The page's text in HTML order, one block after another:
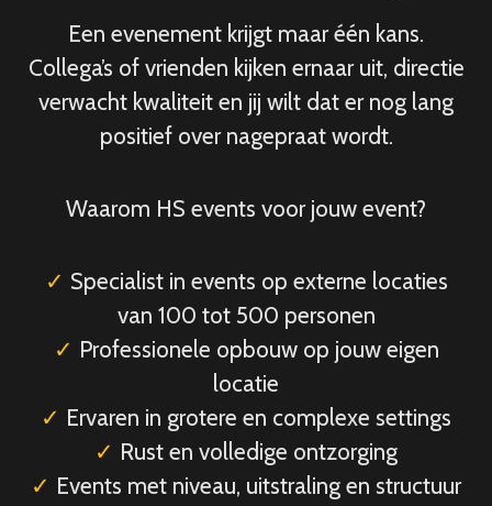
Een evenement krijgt maar één kans.
Collega’s of vrienden kijken ernaar uit, directie
verwacht kwaliteit en jij wilt dat er nog lang
positief over nagepraat wordt.
Waarom HS events voor jouw event?
✓ Specialist in events op externe locaties
van 100 tot 500 personen
✓ Professionele opbouw op jouw eigen
locatie
✓ Ervaren in grotere en complexe settings
✓ Rust en volledige ontzorging
✓ Events met niveau, uitstraling en structuur